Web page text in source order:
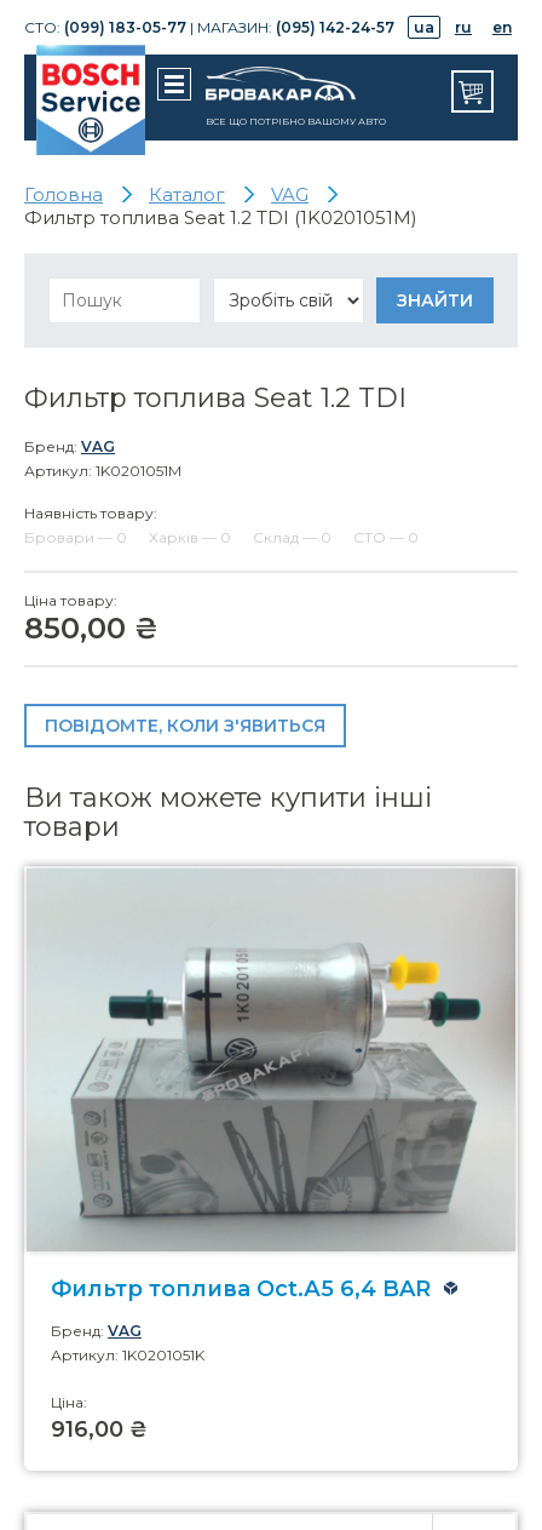
СТО: (099) 183-05-77 | МАГАЗИН: (095) 142-24-57 ua ru en
ВСЕ ЩО ПОТРІБНО ВАШОМУ АВТО
Головна Каталог
VAG
Фильтр топлива Seat 1.2 TDI (1K0201051M)
Фильтр топлива Seat 1.2 TDI
Бренд: VAG
Артикул: 1K0201051M
Наявність товару:
Бровари — 0
Харків — 0 Склад — 0 СТО — 0
Ціна товару:
850,00 ₴
ПОВІДОМТЕ, КОЛИ З'ЯВИТЬСЯ
Ви також можете купити інші
товари
Фильтр топлива Oct.А5 6,4 BAR
Бренд: VAG
Артикул: 1K0201051K
Ціна:
916,00 ₴